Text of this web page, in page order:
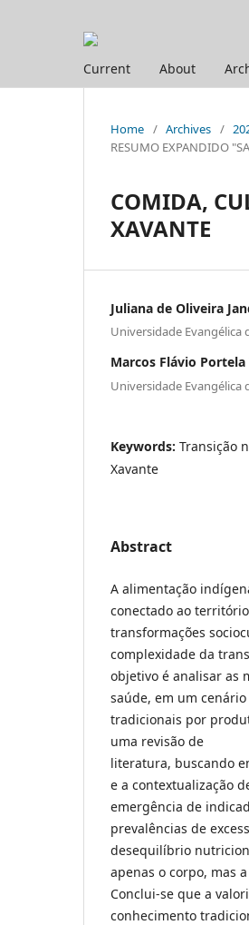
Current About
Home / Archives /
RESUMO EXPANDIDO
COMIDA,
XAVANTE
Juliana de Oliveira
Universidade Evangélica
Marcos Flávio Portela
Universidade Evangélica
Keywords: Transição
Xavante
Abstract
A alimentação
conectado ao
transformações
complexidade da
objetivo é analisar as
saúde, em um
tradicionais por
uma revisão de
literatura, buscando
e a contextualização
emergência de
prevalências de
desequilíbrio
apenas o corpo, mas
Conclui-se que a
conhecimento